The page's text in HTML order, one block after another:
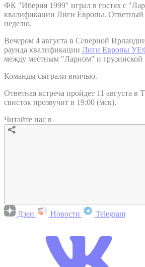
ФК "Иберия 1999" играл в гостях с
квалификации Лиги Европы. Ответный
неделю.
Вечером 4 августа в Северной
раунда квалификации Лиги Европы
между местным "Ларном" и
Команды сыграли вничью.
Ответная встреча пройдет 11 августа в
свисток прозвучит в 19:00 (мск).
Читайте нас в
Дзен Новости Telegram